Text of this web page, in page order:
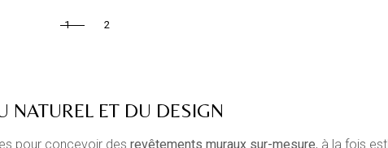
1 2
NATUREL ET DU DESIGN
pour concevoir des revêtements muraux sur-mesure, à la fois